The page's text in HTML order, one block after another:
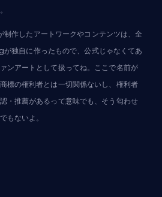
制作したアートワークやコンテンツは、全
独自に作ったもので、公式じゃなくてあ
ンアートとして扱ってね。ここで名前が
標の権利者とは一切関係ないし、権利者
・推薦があるって意味でも、そう匂わせ
もないよ。